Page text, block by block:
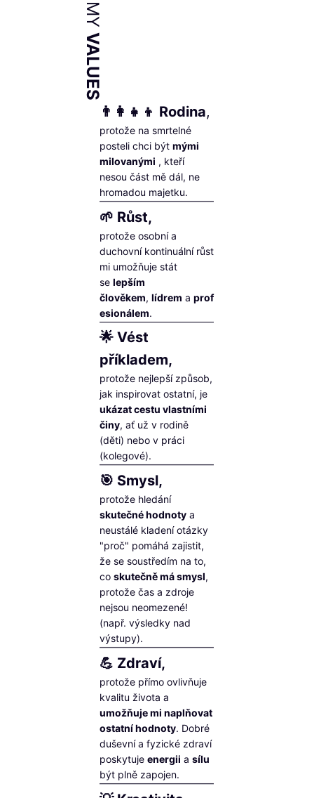
MY
VALUES
👨‍👩‍👧‍👦 Rodina,
protože na smrtelné
posteli chci býtmými
milovanými , kteří
nesou část mě dál, ne
hromadou majetku.
🌱 Růst,
protože osobní a
duchovní kontinuální růst
mi umožňuje stát
selepším
člověkem,lídrem aprof
esionálem.
🌟 Vést
příkladem,
protože nejlepší způsob,
jak inspirovat ostatní, je
ukázat cestu vlastními
činy, ať už v rodině
(děti) nebo v práci
(kolegové).
🎯 Smysl,
protože hledání
skutečné hodnoty a
neustálé kladení otázky
"proč" pomáhá zajistit,
že se soustředím na to,
coskutečně má smysl,
protože čas a zdroje
nejsou neomezené!
(např. výsledky nad
výstupy).
💪 Zdraví,
protože přímo ovlivňuje
kvalitu života a
umožňuje mi naplňovat
ostatní hodnoty. Dobré
duševní a fyzické zdraví
poskytujeenergii asílu
být plně zapojen.